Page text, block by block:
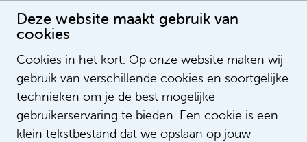
Deze website maakt gebruik van
cookies
Cookies in het kort. Op onze website maken wij
gebruik van verschillende cookies en soortgelijke
technieken om je de best mogelijke
gebruikerservaring te bieden. Een cookie is een
klein tekstbestand dat we opslaan op jouw
Verpleegkundige op de afdeling Hartcatheterisatie
Publication date: 26-7-2022 09:46:13
LegendSorting
ListOrderValue
LegendNotification